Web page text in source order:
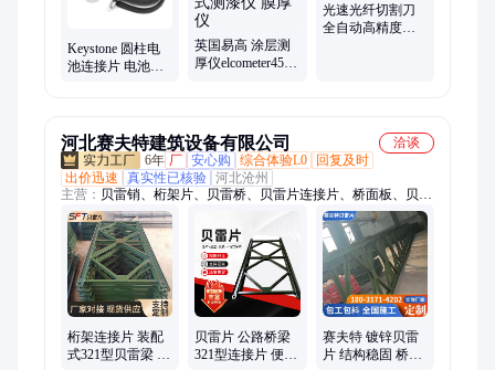
Keystone 圆柱电
池连接片 电池配
英国易高 涂层测
厚仪elcometer456
光速光纤切割刀
全自动高精度干
河北赛夫特建筑设备有限公司
洽谈
6年 厂 安心购 综合体验L0
回复及时
出价迅速
真实性已核验 河北沧州
主营： 贝雷销、桁架片、贝雷桥、贝雷片连接片、桥面板、贝雷
片、贝雷架、钢架桥、支架花架、弦杆螺栓、抗风拉杆、支架螺
栓、架桥桁架、角钢桁架、片支撑架
桁架连接片 装配
式321型贝雷梁 施
贝雷片 公路桥梁
321型连接片 便道
赛夫特 镀锌贝雷
片 结构稳固 桥梁